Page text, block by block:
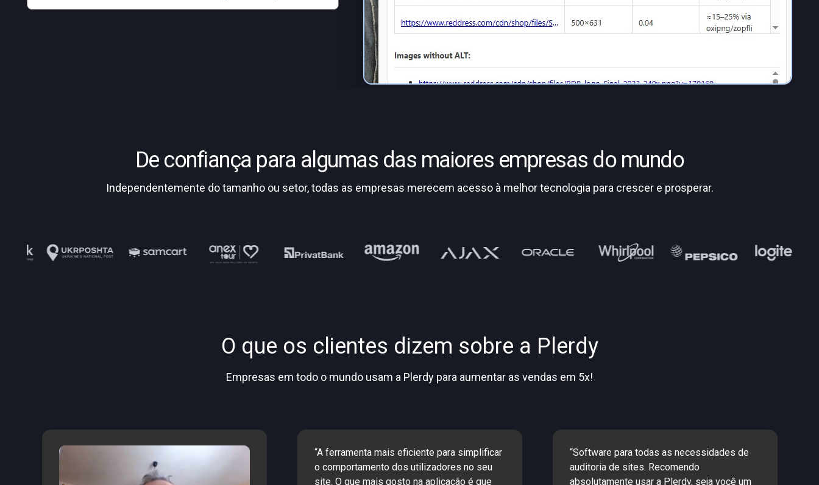
De confiança para algumas das maiores empresas do mundo
Independentemente do tamanho ou setor, todas as empresas merecem acesso à melhor tecnologia para crescer e prosperar.
O que os clientes dizem sobre a Plerdy
Empresas em todo o mundo usam a Plerdy para aumentar as vendas em 5x!
“A ferramenta mais eficiente para simplificar
o comportamento dos utilizadores no seu
site. O que mais gosto na aplicação é que
“Software para todas as necessidades de
auditoria de sites. Recomendo
absolutamente usar a Plerdy, seja você um